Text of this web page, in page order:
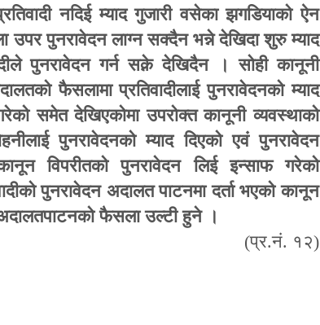
नदिई म्याद गुजारी वसेका झगडियाको ऐन
उपर पुनरावेदन लाग्न सक्दैन भन्ने देखिदा शुरु म्याद
पुनरावेदन गर्न सक्ने देखिदैन । सोही कानूनी
फैसलामा प्रतिवादीलाई पुनरावेदनको म्याद
समेत देखिएकोमा उपरोक्त कानूनी व्यवस्थाको
पुनरावेदनको म्याद दिएको एवं पुनरावेदन
विपरीतको पुनरावेदन लिई इन्साफ गरेको
पुनरावेदन अदालत पाटनमा दर्ता भएको कानून
फैसला उल्टी हुने ।
(प्र.नं. १२)